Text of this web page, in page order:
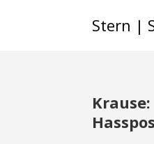
Stern |